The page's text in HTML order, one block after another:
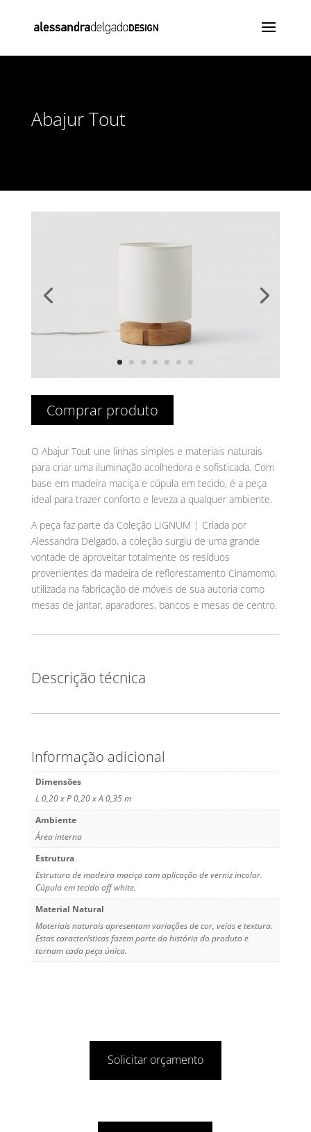
Abajur Tout
Comprar produto
O Abajur Tout une linhas simples e materiais naturais
para criar uma iluminação acolhedora e sofisticada. Com
base em madeira maciça e cúpula em tecido, é a peça
ideal para trazer conforto e leveza a qualquer ambiente.
A peça faz parte da Coleção LIGNUM | Criada por
Alessandra Delgado, a coleção surgiu de uma grande
vontade de aproveitar totalmente os resíduos
provenientes da madeira de reflorestamento Cinamomo,
utilizada na fabricação de móveis de sua autoria como
mesas de jantar, aparadores, bancos e mesas de centro.
Descrição técnica
Informação adicional
Dimensões
L 0,20 x P 0,20 x A 0,35 m
Ambiente
Área interna
Estrutura
Estrutura de madeira maciça com aplicação de verniz incolor.
Cúpula em tecido off white.
Material Natural
Materiais naturais apresentam variações de cor, veios e textura.
Estas características fazem parte da história do produto e
tornam cada peça única.
Solicitar orçamento